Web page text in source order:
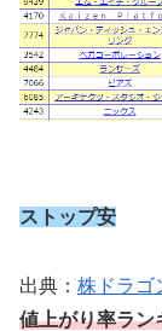
ストップ安
出典： 株ドラゴ
値上がり率ラン